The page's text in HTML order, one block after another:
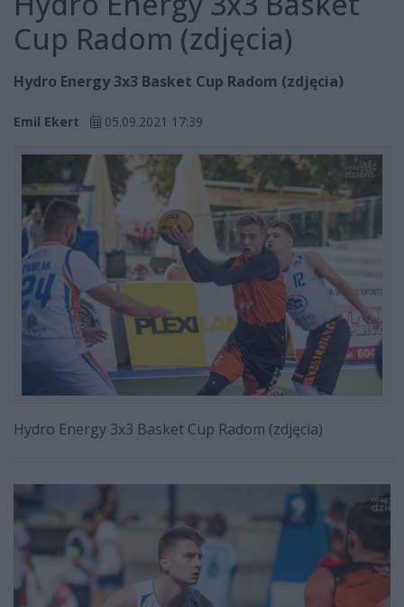
Cup Radom (zdjęcia)
Hydro Energy 3x3 Basket Cup Radom (zdjęcia)
Emil Ekert 05.09.2021 17:39
Hydro Energy 3x3 Basket Cup Radom (zdjęcia)